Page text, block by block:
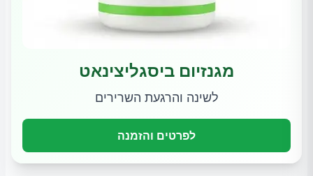
מגנזיום ביסגליצינאט
לשינה והרגעת השרירים
לפרטים והזמנה